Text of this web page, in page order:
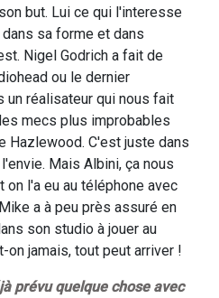
but. Lui ce qui l'interesse
sa forme et dans
Nigel Godrich a fait de
ou le dernier
un réalisateur qui nous fait
mecs plus improbables
Hazlewood. C'est juste dans
Mais Albini, ça nous
l'a eu au téléphone avec
a à peu près assuré en
son studio à jouer au
jamais, tout peut arriver !
prévu quelque chose avec